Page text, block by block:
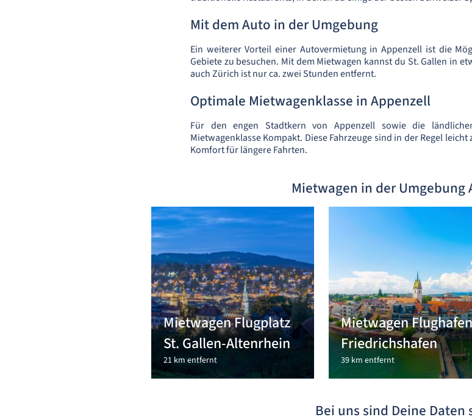
Mit dem Auto in der Umgebung
Ein weiterer Vorteil einer Autovermietung in Appenzell ist die
Gebiete zu besuchen. Mit dem Mietwagen kannst du St. Gallen in
auch Zürich ist nur ca. zwei Stunden entfernt.
Optimale Mietwagenklasse in Appenzell
Für den engen Stadtkern von Appenzell sowie die
Mietwagenklasse Kompakt. Diese Fahrzeuge sind in der Regel
Komfort für längere Fahrten.
Mietwagen in der Umgebung
Mietwagen Flugplatz
St. Gallen-Altenrhein
21 km entfernt
Mietwagen Flughafen
Friedrichshafen
39 km entfernt
Bei uns sind Deine Daten